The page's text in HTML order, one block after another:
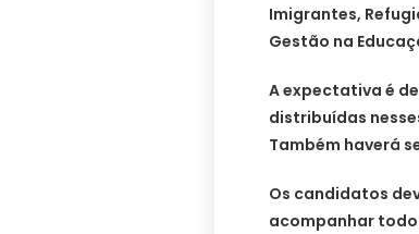
Imigrantes,
Gestão na
A expectativa é
distribuídas
Também haverá
Os candidatos
acompanhar